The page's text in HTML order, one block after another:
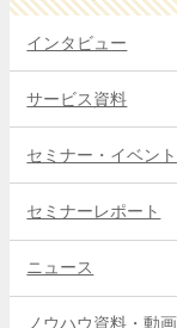
インタビュー
サービス資料
セミナー・イベント
セミナーレポート
ニュース
ノウハウ資料・動画